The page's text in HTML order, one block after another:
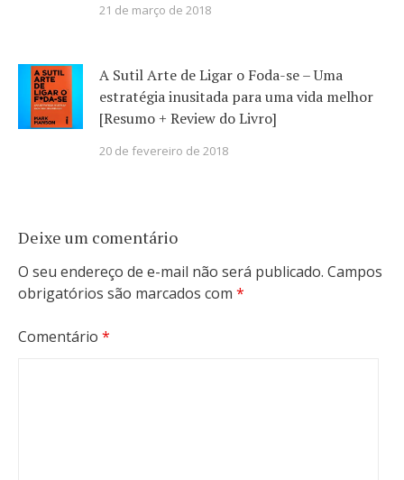
21 de março de 2018
A Sutil Arte de Ligar o Foda-se – Uma
estratégia inusitada para uma vida melhor
[Resumo + Review do Livro]
20 de fevereiro de 2018
Deixe um comentário
O seu endereço de e-mail não será publicado. Campos
obrigatórios são marcados com *
Comentário *